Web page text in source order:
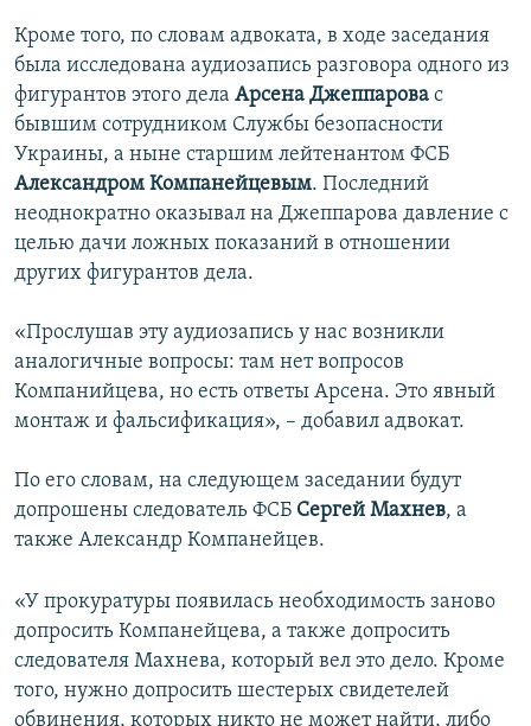
Кроме того, по словам адвоката, в ходе заседания
была исследована аудиозапись разговора одного из
фигурантов этого дела Арсена Джеппарова с
бывшим сотрудником Службы безопасности
Украины, а ныне старшим лейтенантом ФСБ
Александром Компанейцевым. Последний
неоднократно оказывал на Джеппарова давление с
целью дачи ложных показаний в отношении
других фигурантов дела.
«Прослушав эту аудиозапись у нас возникли
аналогичные вопросы: там нет вопросов
Компанийцева, но есть ответы Арсена. Это явный
монтаж и фальсификация», – добавил адвокат.
По его словам, на следующем заседании будут
допрошены следователь ФСБ Сергей Махнев, а
также Александр Компанейцев.
«У прокуратуры появилась необходимость заново
допросить Компанейцева, а также допросить
следователя Махнева, который вел это дело. Кроме
того, нужно допросить шестерых свидетелей
обвинения, которых никто не может найти, либо